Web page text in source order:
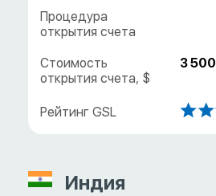
3 500
Индия